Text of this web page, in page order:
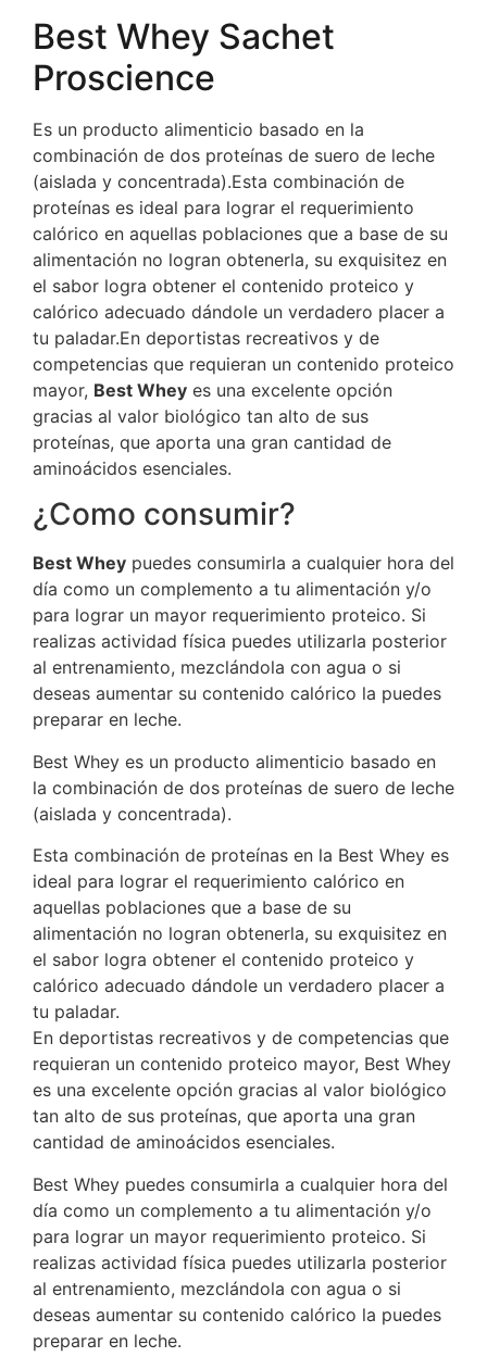
Best Whey Sachet
Proscience
Es un producto alimenticio basado en la
combinación de dos proteínas de suero de leche
(aislada y concentrada).Esta combinación de
proteínas es ideal para lograr el requerimiento
calórico en aquellas poblaciones que a base de su
alimentación no logran obtenerla, su exquisitez en
el sabor logra obtener el contenido proteico y
calórico adecuado dándole un verdadero placer a
tu paladar.En deportistas recreativos y de
competencias que requieran un contenido proteico
mayor, Best Whey es una excelente opción
gracias al valor biológico tan alto de sus
proteínas, que aporta una gran cantidad de
aminoácidos esenciales.
¿Como consumir?
Best Whey puedes consumirla a cualquier hora del
día como un complemento a tu alimentación y/o
para lograr un mayor requerimiento proteico. Si
realizas actividad física puedes utilizarla posterior
al entrenamiento, mezclándola con agua o si
deseas aumentar su contenido calórico la puedes
preparar en leche.
Best Whey es un producto alimenticio basado en
la combinación de dos proteínas de suero de leche
(aislada y concentrada).
Esta combinación de proteínas en la Best Whey es
ideal para lograr el requerimiento calórico en
aquellas poblaciones que a base de su
alimentación no logran obtenerla, su exquisitez en
el sabor logra obtener el contenido proteico y
calórico adecuado dándole un verdadero placer a
tu paladar.
En deportistas recreativos y de competencias que
requieran un contenido proteico mayor, Best Whey
es una excelente opción gracias al valor biológico
tan alto de sus proteínas, que aporta una gran
cantidad de aminoácidos esenciales.
Best Whey puedes consumirla a cualquier hora del
día como un complemento a tu alimentación y/o
para lograr un mayor requerimiento proteico. Si
realizas actividad física puedes utilizarla posterior
al entrenamiento, mezclándola con agua o si
deseas aumentar su contenido calórico la puedes
preparar en leche.